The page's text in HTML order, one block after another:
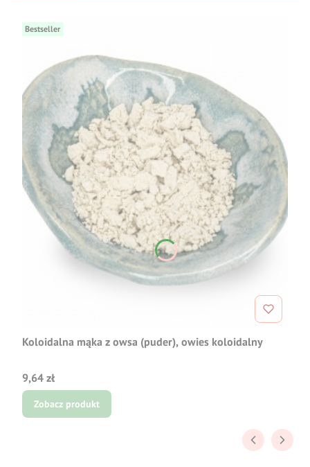
Bestseller
Koloidalna mąka z owsa (puder), owies koloidalny
Cena
9,64 zł
Zobacz produkt